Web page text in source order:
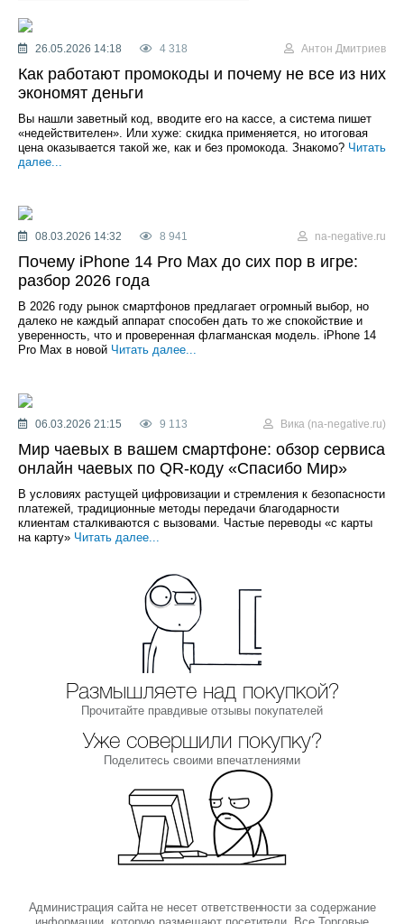
26.05.2026 14:18 4 318 Антон Дмитриев
Как работают промокоды и почему не все из них
экономят деньги
Вы нашли заветный код, вводите его на кассе, а система пишет
«недействителен». Или хуже: скидка применяется, но итоговая
цена оказывается такой же, как и без промокода. Знакомо? Читать
далее...
08.03.2026 14:32 8 941 na-negative.ru
Почему iPhone 14 Pro Max до сих пор в игре:
разбор 2026 года
В 2026 году рынок смартфонов предлагает огромный выбор, но
далеко не каждый аппарат способен дать то же спокойствие и
уверенность, что и проверенная флагманская модель. iPhone 14
Pro Max в новой Читать далее...
06.03.2026 21:15 9 113 Вика (na-negative.ru)
Мир чаевых в вашем смартфоне: обзор сервиса
онлайн чаевых по QR-коду «Спасибо Мир»
В условиях растущей цифровизации и стремления к безопасности
платежей, традиционные методы передачи благодарности
клиентам сталкиваются с вызовами. Частые переводы «с карты
на карту» Читать далее...
Размышляете над покупкой?
Прочитайте правдивые отзывы покупателей
Уже совершили покупку?
Поделитесь своими впечатлениями
Администрация сайта не несет ответственности за содержание